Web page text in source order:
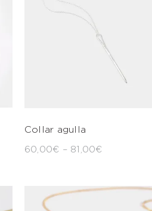
Collar agulla
60,00€ – 81,00€